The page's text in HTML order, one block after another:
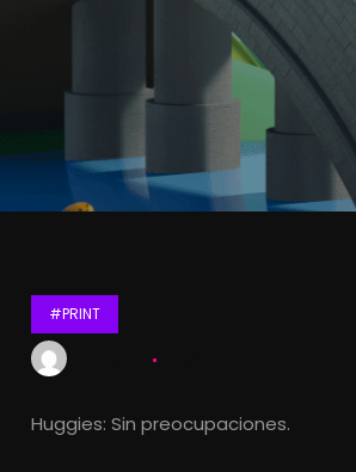
#PRINT
Huggies: Sin preocupaciones.